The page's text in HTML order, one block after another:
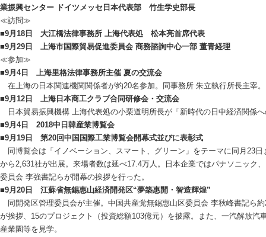
業振興センター ドイツメッセ日本代表部 竹生学史部長
≪訪問≫
■9月18日 大江橋法律事務所 上海代表処 松本亮首席代表
■9月29日 上海市国際貿易促進委員会 商務諮詢中心一部 董青経理
≪参加≫
■9月4日 上海里格法律事務所主催 夏の交流会
在上海の日本関連機関関係者が約20名参加。同事務所 朱立執行所長主宰。
■9月12日 上海日本商工クラブ合同研修会・交流会
日本貿易振興機構 上海代表処の小栗道明所長が「新時代の日中経済関係
■9月4日 2018中日韓産業博覧会
■9月19日 第20回中国国際工業博覧会開幕式並びに表彰式
同博覧会は「イノベーション、スマート、グリーン」をテーマに同月23
から2,631社が出展。来場者数は延べ17.4万人。日本企業ではパナソニック
委員会 李強書記らが開幕の挨拶を行った。
■9月20日 江蘇省無錫惠山経済開発区“夢築惠開・智造輝煌”
同開発区管理委員会が主催。中国共産党無錫惠山区委員会 李秋峰書記ら
が挨拶、15のプロジェクト（投資総額103億元）を披露。また、一汽解放汽
産業園等を見学。